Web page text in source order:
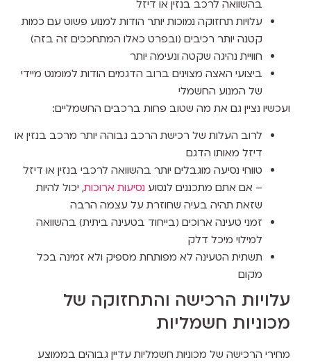
בהשוואה לרכב בנזין או דיזל
עלויות תחזוקה נמוכות יותר הודות למנוע פשוט עם כמות
קטנה יותר רכיבים (ובפרט כאלו המתחככים זה בזה)
חוויית נהיגה שקטה ונעימה יותר
ביצועי האצה מצוינים ברוב הדגמים הודות למומנט מיידי
של המנוע החשמלי
ועכשיו נציין גם את מה שטוב פחות ברכבים החשמליים:
לרוב העלות של רכישת הרכב גבוהה יותר מרכב בנזין או
דיזל מאותו הדגם
טווחי נסיעה מוגבלים יותר בהשוואה לרכבי בנזין או דיזל
– אם אתם מתכננים לנסוענסיעות ארוכות, יכול להיות
שזאת תהיה בעיה שחוזרת על עצמה הרבה
זמני טעינה ארוכים (בייחוד בטעינה ביתית) בהשוואה
למילוי מיכל דלק
תשתית הטעינה לא מפותחת מספיק ולא זמינה בכל
מקום
עלויות הרכישה והתחזוקה של
מכוניות חשמליות
מחירי הרכישה של מכוניות חשמליות עדיין גבוהים בממוצע